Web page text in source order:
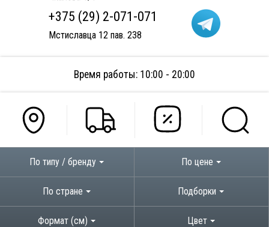
+375 (29) 2-071-071
Мстиславца 12 пав. 238
Время работы: 10:00 - 20:00
По типу / бренду По цене
По стране Подборки
Формат (см) Цвет